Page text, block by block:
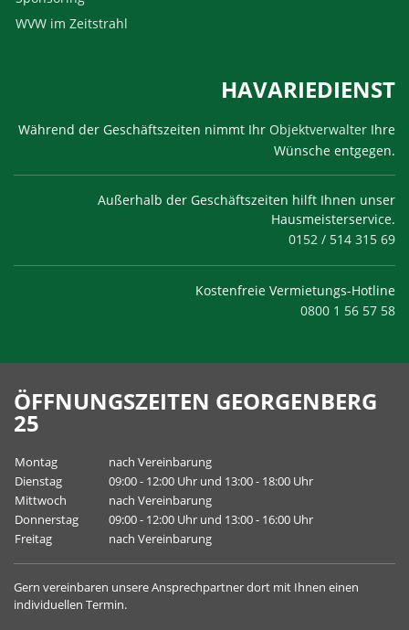
WVW im Zeitstrahl
HAVARIEDIENST
Während der Geschäftszeiten nimmt Ihr Objektverwalter Ihre
Wünsche entgegen.
Außerhalb der Geschäftszeiten hilft Ihnen unser
Hausmeisterservice.
0152 / 514 315 69
Kostenfreie Vermietungs-Hotline
0800 1 56 57 58
ÖFFNUNGSZEITEN GEORGENBERG
25
Montag
nach Vereinbarung
Dienstag
09:00 - 12:00 Uhr und 13:00 - 18:00 Uhr
Mittwoch
nach Vereinbarung
Donnerstag
09:00 - 12:00 Uhr und 13:00 - 16:00 Uhr
Freitag
nach Vereinbarung
Gern vereinbaren unsereAnsprechpartnerdort mit Ihnen einen
individuellen Termin.